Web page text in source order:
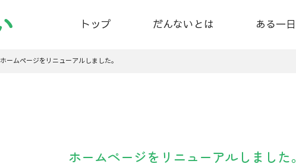
トップ だんないとは ある一日
ホームページをリニューアルしました。
ホームページをリニューアルしました。